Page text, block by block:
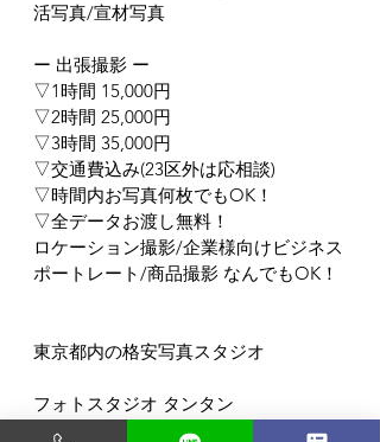
活写真/宣材写真
ー 出張撮影 ー
▽1時間 15,000円
▽2時間 25,000円
▽3時間 35,000円
▽交通費込み(23区外は応相談)
▽時間内お写真何枚でもOK！
▽全データお渡し無料！
ロケーション撮影/企業様向けビジネス
ポートレート/商品撮影 なんでもOK！
東京都内の格安写真スタジオ
フォトスタジオ タンタン
〒135-0048